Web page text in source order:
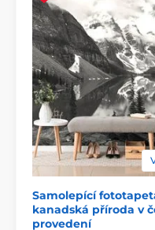
2) Výřezové
Samolepící
kanadská příroda v
provedení